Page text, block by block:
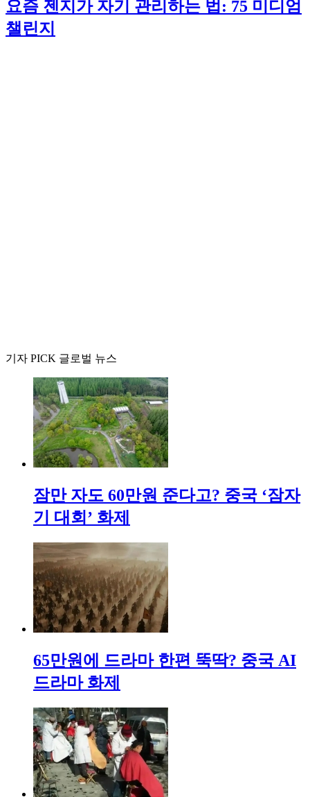
요즘 젠지가 자기 관리하는 법: 75 미디엄
챌린지
기자 PICK 글로벌 뉴스
잠만 자도 60만원 준다고? 중국 ‘잠자
기 대회’ 화제
65만원에 드라마 한편 뚝딱? 중국 AI
드라마 화제